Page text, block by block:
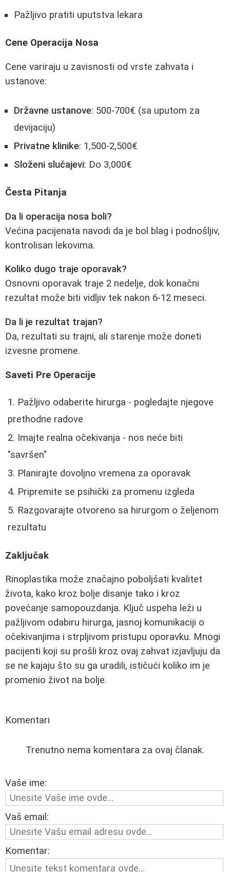
Pažljivo pratiti uputstva lekara
Cene Operacija Nosa
Cene variraju u zavisnosti od vrste zahvata i
ustanove:
Državne ustanove: 500-700€ (sa uputom za
devijaciju)
Privatne klinike: 1,500-2,500€
Složeni slučajevi: Do 3,000€
Česta Pitanja
Da li operacija nosa boli?
Većina pacijenata navodi da je bol blag i podnošljiv,
kontrolisan lekovima.
Koliko dugo traje oporavak?
Osnovni oporavak traje 2 nedelje, dok konačni
rezultat može biti vidljiv tek nakon 6-12 meseci.
Da li je rezultat trajan?
Da, rezultati su trajni, ali starenje može doneti
izvesne promene.
Saveti Pre Operacije
Pažljivo odaberite hirurga - pogledajte njegove
prethodne radove
Imajte realna očekivanja - nos neće biti
"savršen"
Planirajte dovoljno vremena za oporavak
Pripremite se psihički za promenu izgleda
Razgovarajte otvoreno sa hirurgom o željenom
rezultatu
Zaključak
Rinoplastika može značajno poboljšati kvalitet
života, kako kroz bolje disanje tako i kroz
povećanje samopouzdanja. Ključ uspeha leži u
pažljivom odabiru hirurga, jasnoj komunikaciji o
očekivanjima i strpljivom pristupu oporavku. Mnogi
pacijenti koji su prošli kroz ovaj zahvat izjavljuju da
se ne kajaju što su ga uradili, ističući koliko im je
promenio život na bolje.
Komentari
Trenutno nema komentara za ovaj članak.
Vaše ime:
Vaš email:
Komentar: